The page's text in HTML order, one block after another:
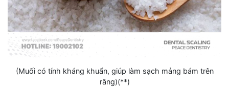
(Muối có tính kháng khuẩn, giúp làm sạch mảng bám trên
răng)(**)